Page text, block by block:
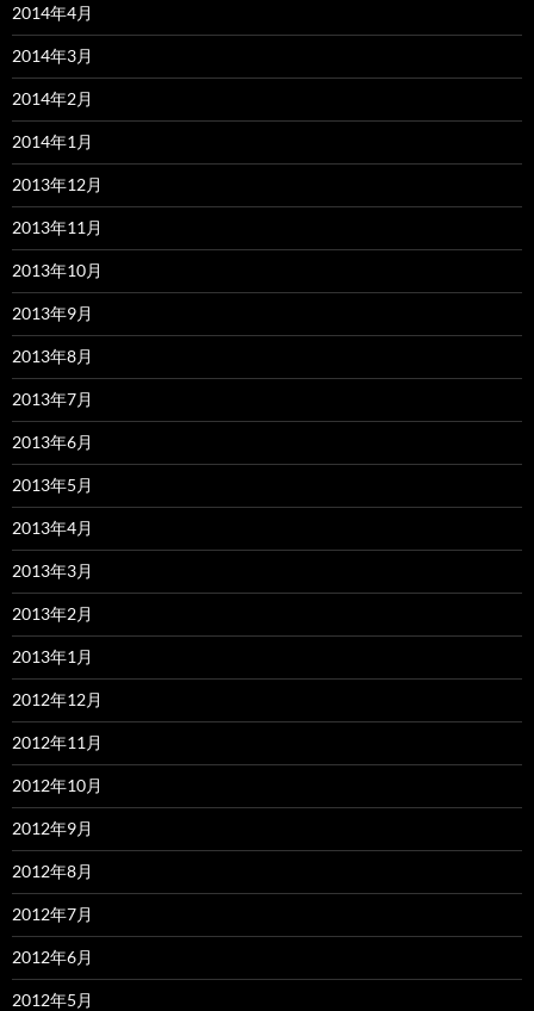
2014年4月
2014年3月
2014年2月
2014年1月
2013年12月
2013年11月
2013年10月
2013年9月
2013年8月
2013年7月
2013年6月
2013年5月
2013年4月
2013年3月
2013年2月
2013年1月
2012年12月
2012年11月
2012年10月
2012年9月
2012年8月
2012年7月
2012年6月
2012年5月